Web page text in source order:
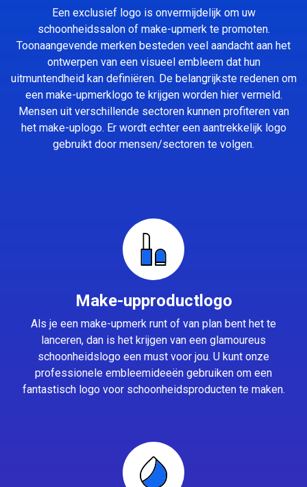
Een exclusief logo is onvermijdelijk om uw
schoonheidssalon of make-upmerk te promoten.
Toonaangevende merken besteden veel aandacht aan het
ontwerpen van een visueel embleem dat hun
uitmuntendheid kan definiëren. De belangrijkste redenen om
een make-upmerklogo te krijgen worden hier vermeld.
Mensen uit verschillende sectoren kunnen profiteren van
het make-uplogo. Er wordt echter een aantrekkelijk logo
gebruikt door mensen/sectoren te volgen.
Make-upproductlogo
Als je een make-upmerk runt of van plan bent het te
lanceren, dan is het krijgen van een glamoureus
schoonheidslogo een must voor jou. U kunt onze
professionele embleemideeën gebruiken om een
fantastisch logo voor schoonheidsproducten te maken.